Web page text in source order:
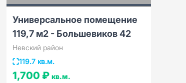
Универсальное помещение
119,7 м2 - Большевиков 42
Невский район
119.7 кв.м.
1,700 ₽ кв.м.